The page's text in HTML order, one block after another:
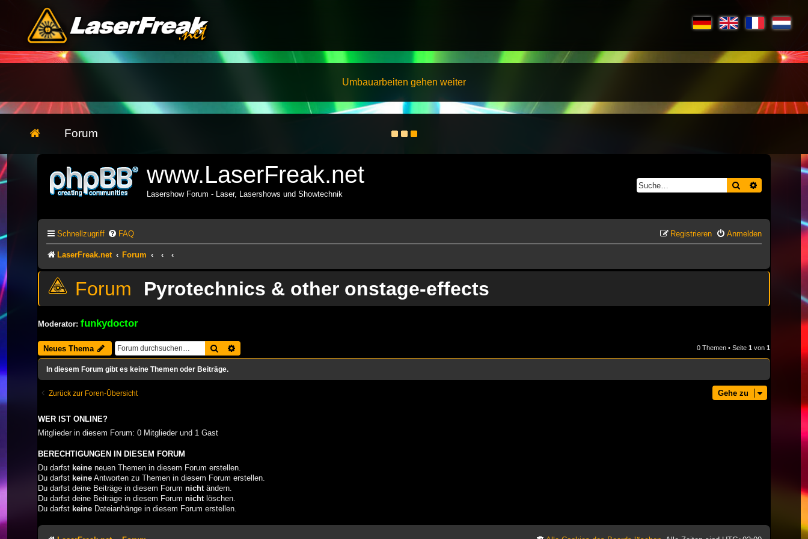
Umbauarbeiten gehen weiter
Forum
www.LaserFreak.net
Lasershow Forum - Laser, Lasershows und Showtechnik
Suche
Schnellzugriff FAQ Anmelden
Registrieren
LaserFreak.net Forum
Pyrotechnics & other onstage-effects
Moderator: funkydoctor
Neues Thema Suche 0 Themen • Seite 1 von 1
In diesem Forum gibt es keine Themen oder Beiträge.
Zurück zur Foren-Übersicht Gehe zu
WER IST ONLINE?
Mitglieder in diesem Forum: 0 Mitglieder und 1 Gast
BERECHTIGUNGEN IN DIESEM FORUM
Du darfst keine neuen Themen in diesem Forum erstellen.
Du darfst keine Antworten zu Themen in diesem Forum erstellen.
Du darfst deine Beiträge in diesem Forum nicht ändern.
Du darfst deine Beiträge in diesem Forum nicht löschen.
Du darfst keine Dateianhänge in diesem Forum erstellen.